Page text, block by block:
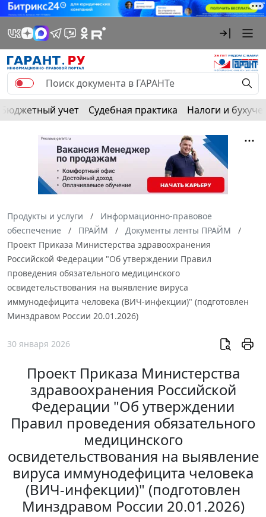
Бюджетный учет Судебная практика Налоги и
Продукты и услуги
Информационно-правовое
обеспечение
ПРАЙМ
Документы ленты ПРАЙМ
Проект Приказа Министерства здравоохранения
Российской Федерации "Об утверждении Правил
проведения обязательного медицинского
освидетельствования на выявление вируса
иммунодефицита человека (ВИЧ-инфекции)" (подготовлен
Минздравом России 20.01.2026)
30 января 2026
Проект Приказа Министерства
здравоохранения Российской
Федерации "Об утверждении
Правил проведения обязательного
медицинского
освидетельствования на выявление
вируса иммунодефицита человека
(ВИЧ-инфекции)" (подготовлен
Минздравом России 20.01.2026)